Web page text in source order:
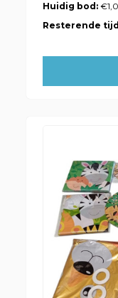
Huidig bod:
Resterende